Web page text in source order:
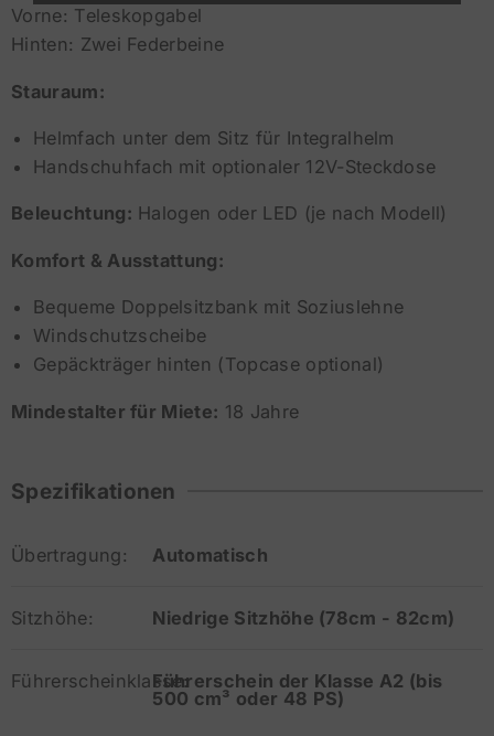
Vorne: Teleskopgabel
Hinten: Zwei Federbeine
Stauraum:
Helmfach unter dem Sitz für Integralhelm
Handschuhfach mit optionaler 12V-Steckdose
Beleuchtung: Halogen oder LED (je nach Modell)
Komfort & Ausstattung:
Bequeme Doppelsitzbank mit Soziuslehne
Windschutzscheibe
Gepäckträger hinten (Topcase optional)
Mindestalter für Miete: 18 Jahre
Spezifikationen
Übertragung: Automatisch
Sitzhöhe: Niedrige Sitzhöhe (78cm - 82cm)
Führerscheinklasse:Führerschein der Klasse A2 (bis
500 cm³ oder 48 PS)